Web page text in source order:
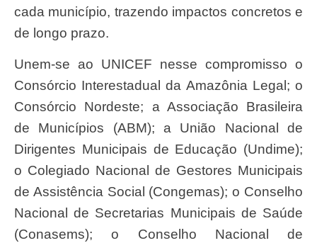
cada município, trazendo impactos concretos e
de longo prazo.
Unem-se ao UNICEF nesse compromisso o
Consórcio Interestadual da Amazônia Legal; o
Consórcio Nordeste; a Associação Brasileira
de Municípios (ABM); a União Nacional de
Dirigentes Municipais de Educação (Undime);
o Colegiado Nacional de Gestores Municipais
de Assistência Social (Congemas); o Conselho
Nacional de Secretarias Municipais de Saúde
(Conasems); o Conselho Nacional de